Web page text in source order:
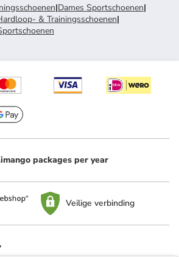
|Dames Sportschoenen|
& Trainingsschoenen|
packages per year
Veilige verbinding